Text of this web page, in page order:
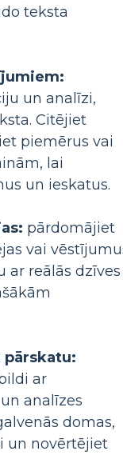
teksta
un analīzi,
Citējiet
piemērus vai
lai
un ieskatus.
pārdomājiet
vai
ar reālās dzīves
pārskatu:
ar
analīzes
domas,
un novērtējiet